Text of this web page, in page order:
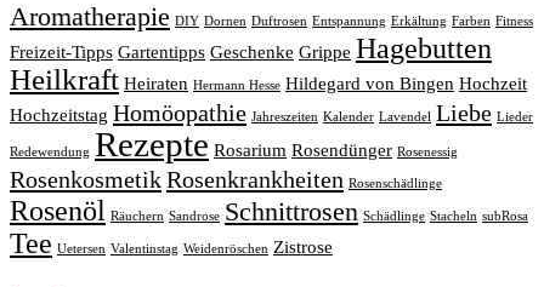
Aromatherapie DIY Dornen Duftrosen Entspannung Erkältung Farben Fitness
Freizeit-Tipps Gartentipps Geschenke Grippe Hagebutten
Heilkraft Heiraten Hermann Hesse Hildegard von Bingen Hochzeit
Hochzeitstag Homöopathie Jahreszeiten Kalender Lavendel Liebe Lieder
Redewendung Rezepte Rosarium Rosendünger Rosenessig
RosenkosmetikRosenkrankheiten Rosenschädlinge
Rosenöl Räuchern Sandrose Schnittrosen Schädlinge Stacheln subRosa
Tee Uetersen Valentinstag Weidenröschen Zistrose